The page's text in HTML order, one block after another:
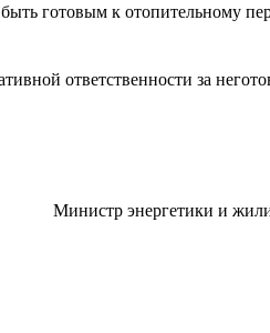
быть готовым к отопительному
ответственности за
Министр энергетики и